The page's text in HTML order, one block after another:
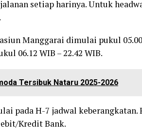
setiap harinya. Untuk
Manggarai dimulai pukul 05.00
06.12 WIB – 22.42 WIB.
Tersibuk Nataru 2025-2026
pada H-7 jadwal keberangkatan.
Kredit Bank.